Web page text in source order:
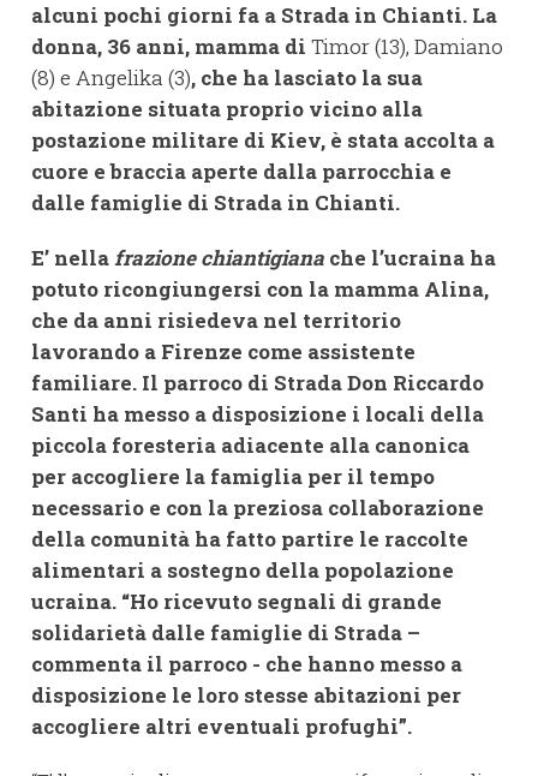
alcuni pochi giorni fa a Strada in Chianti. La
donna, 36 anni, mamma di Timor (13), Damiano
(8) e Angelika (3), che ha lasciato la sua
abitazione situata proprio vicino alla
postazione militare di Kiev, è stata accolta a
cuore e braccia aperte dalla parrocchia e
dalle famiglie di Strada in Chianti.
E’ nellafrazione chiantigiana che l’ucraina ha
potuto ricongiungersi con la mamma Alina,
che da anni risiedeva nel territorio
lavorando a Firenze come assistente
familiare. Il parroco di Strada Don Riccardo
Santi ha messo a disposizione i locali della
piccola foresteria adiacente alla canonica
per accogliere la famiglia per il tempo
necessario e con la preziosa collaborazione
della comunità ha fatto partire le raccolte
alimentari a sostegno della popolazione
ucraina. “Ho ricevuto segnali di grande
solidarietà dalle famiglie di Strada –
commenta il parroco - che hanno messo a
disposizione le loro stesse abitazioni per
accogliere altri eventuali profughi”.